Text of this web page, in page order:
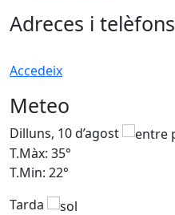
Adreces i telèfons
Accedeix
Meteo
Dilluns, 10 d’agost
T.Màx: 35°
T.Min: 22°
Tarda